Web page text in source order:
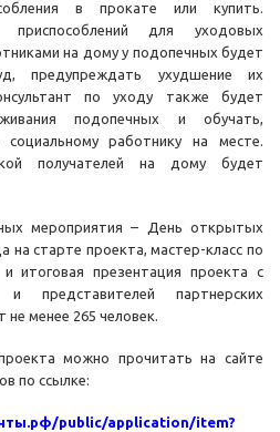
в прокате или купить.
приспособлений для уходовых
на дому у подопечных будет
предупреждать ухудшение их
по уходу также будет
подопечных и обучать,
социальному работнику на месте.
получателей на дому будет
мероприятия – День открытых
на старте проекта, мастер-класс по
итоговая презентация проекта с
и представителей партнерских
не менее 265 человек.
можно прочитать на сайте
по ссылке:
public/application/item?